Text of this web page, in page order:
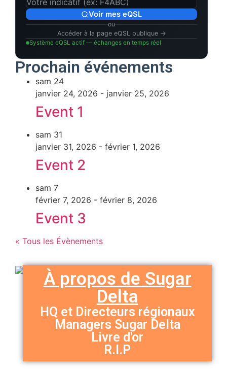
Voir mes eQSL
ou
Accéder à la page eQSL publique →
Système eQSL actif — échanges en temps réel
Prochain événements
sam 24
janvier 24, 2026 - janvier 25, 2026
Event 1
sam 31
janvier 31, 2026 - février 1, 2026
Event 2
sam 7
février 7, 2026 - février 8, 2026
Event 3
« Tous les Évènements
À propos de Sugar
Delta
HQ et Directeurs régionaux
Managers Sugar Delta
Livre d'or
R.I.P